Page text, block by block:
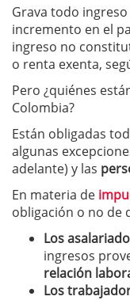
Grava todo
incremento en el
ingreso no
o renta exenta,
Pero ¿quiénes
Colombia?
Están obligadas
algunas
adelante) y las
En materia de
obligación o no de
Los
ingresos
relación
Los